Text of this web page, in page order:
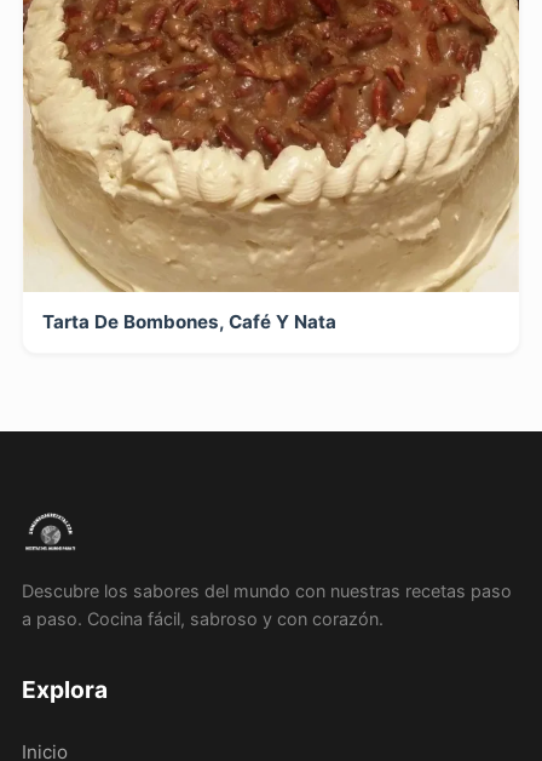
Tarta De Bombones, Café Y Nata
Descubre los sabores del mundo con nuestras recetas paso
a paso. Cocina fácil, sabroso y con corazón.
Explora
Inicio